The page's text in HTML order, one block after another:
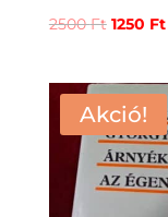
2500Ft Original
was:
2500
1250 Ft
Akció!